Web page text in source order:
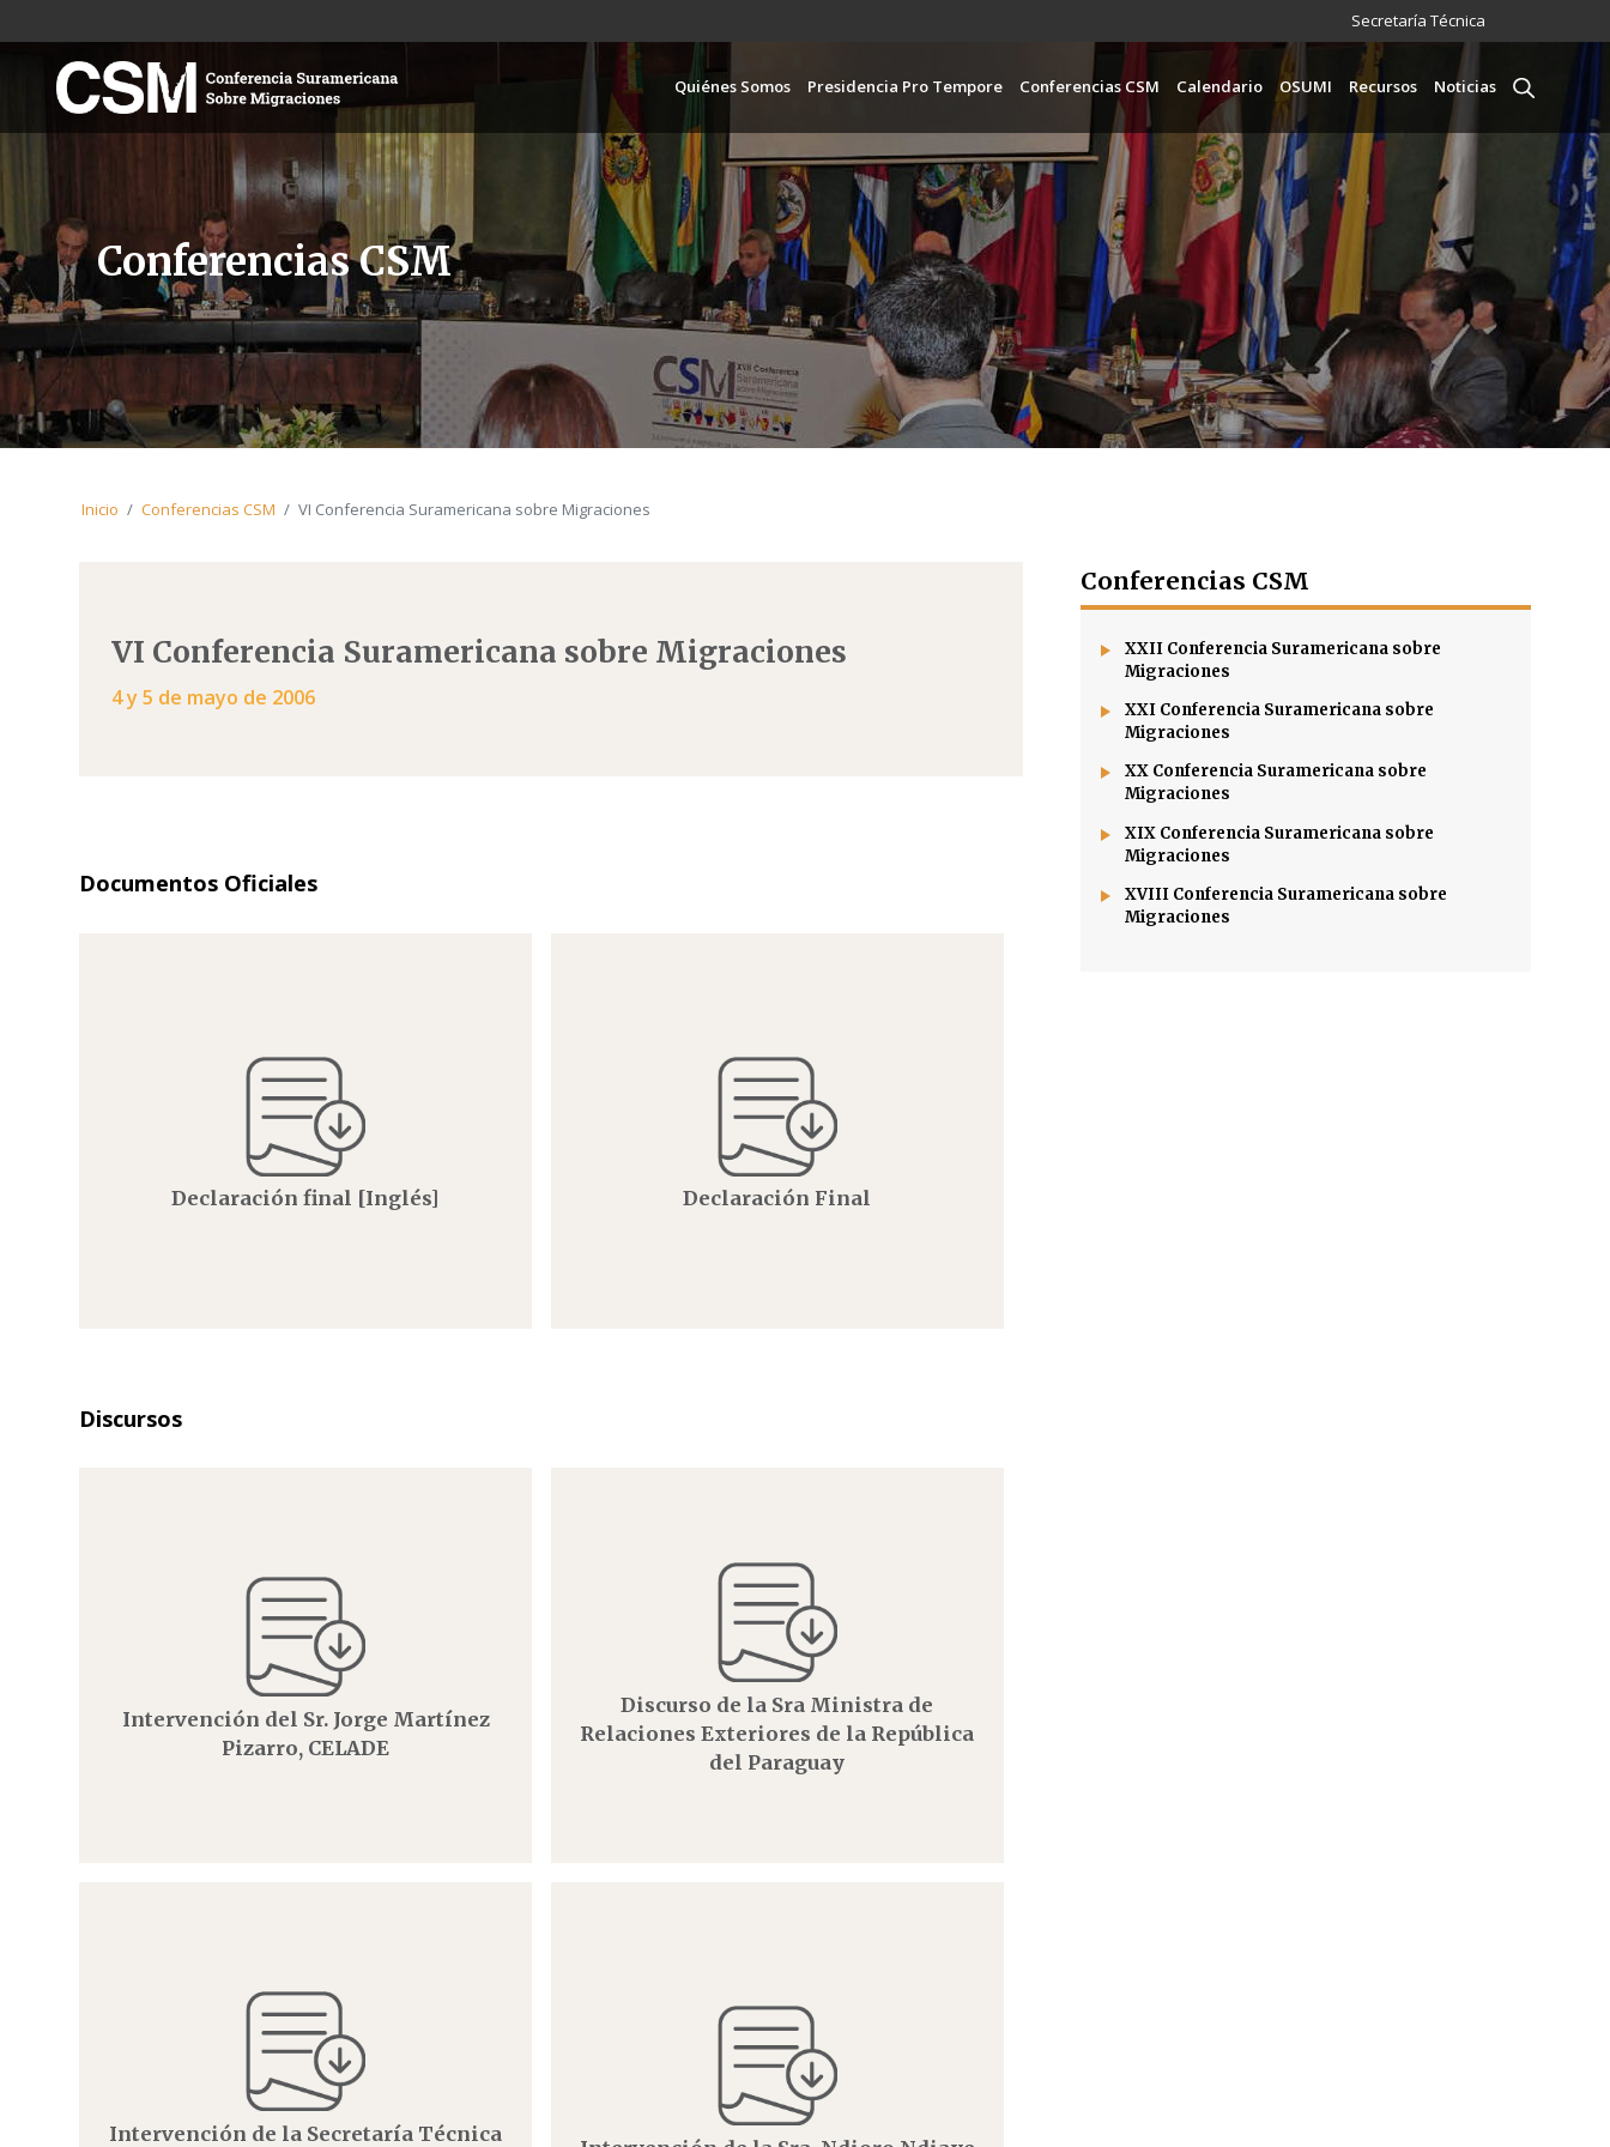
principal
Secretaría Técnica
Navegación principal
Quiénes Somos Presidencia Pro Tempore Conferencias CSM Calendario OSUMI Recursos Noticias
Conferencias CSM
Inicio Conferencias CSM VI Conferencia Suramericana sobre Migraciones
VI Conferencia Suramericana sobre Migraciones
4 y 5 de mayo de 2006
Documentos Oficiales
Declaración final [Inglés] Declaración Final
Discursos
Intervención del Sr. Jorge Martínez
Pizarro, CELADE
Discurso de la Sra Ministra de
Relaciones Exteriores de la República
del Paraguay
Intervención de la Secretaría Técnica
Conferencias CSM
XXII Conferencia Suramericana sobre
Migraciones
XXI Conferencia Suramericana sobre
Migraciones
XX Conferencia Suramericana sobre
Migraciones
XIX Conferencia Suramericana sobre
Migraciones
XVIII Conferencia Suramericana sobre
Migraciones